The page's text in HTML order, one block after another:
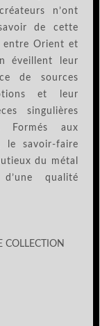
n’ont
de cette
entre Orient et
éveillent leur
de sources
et leur
singulières
Formés aux
le savoir-faire
du métal
qualité
COLLECTION